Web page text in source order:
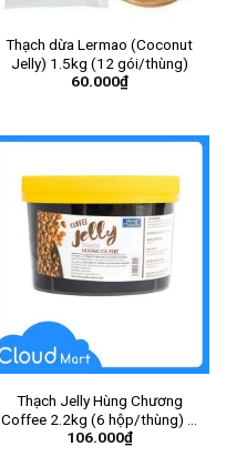
Thạch dừa Lermao (Coconut
Jelly) 1.5kg (12 gói/thùng)
60.000₫
Thạch Jelly Hùng Chương
Coffee 2.2kg (6 hộp/thùng) –
Hộp
106.000₫